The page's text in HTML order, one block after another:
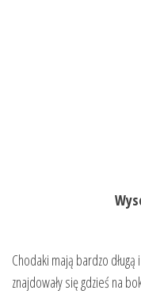
Chodaki mają bardzo
znajdowały się gdzieś na